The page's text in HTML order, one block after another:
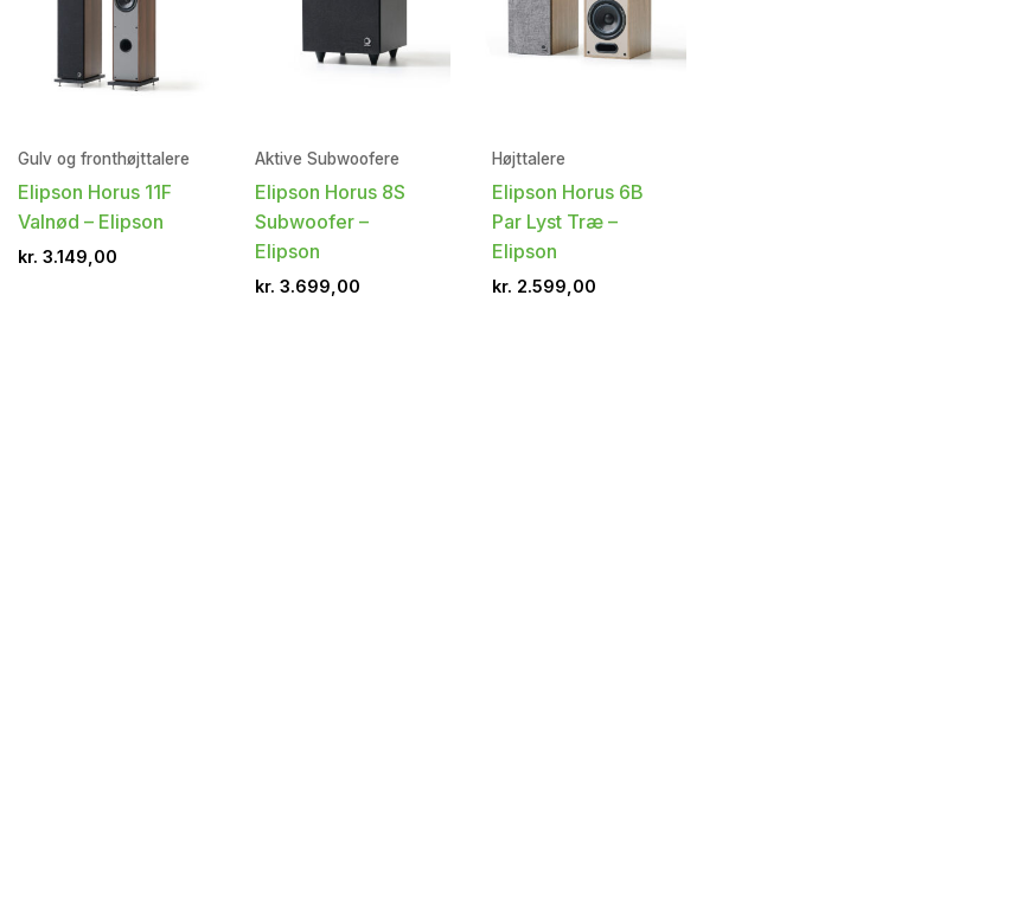
Gulv og fronthøjttalere
Elipson Horus 11F
Valnød – Elipson
kr. 3.149,00
Aktive Subwoofere
Elipson Horus 8S
Subwoofer –
Elipson
kr. 3.699,00
Højttalere
Elipson Horus 6B
Par Lyst Træ –
Elipson
kr. 2.599,00